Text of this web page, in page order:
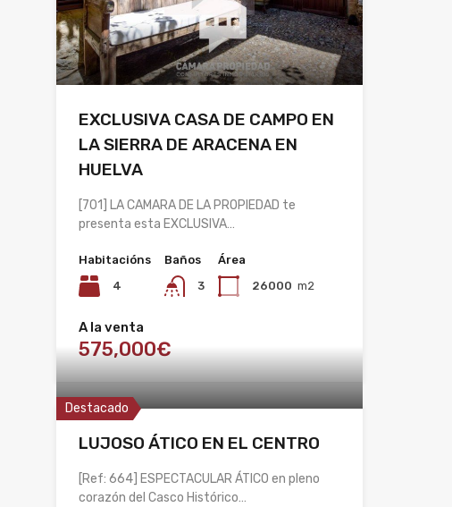
EXCLUSIVA CASA DE CAMPO EN
LA SIERRA DE ARACENA EN
HUELVA
[701] LA CAMARA DE LA PROPIEDAD te
presenta esta EXCLUSIVA…
Habitacións
4
Baños
3
Área
26000 m2
A la venta
575,000€
Destacado
LUJOSO ÁTICO EN EL CENTRO
[Ref: 664] ESPECTACULAR ÁTICO en pleno
corazón del Casco Histórico…